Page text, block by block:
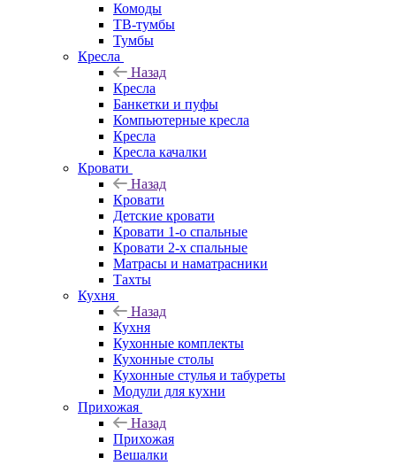
Комоды
ТВ-тумбы
Тумбы
Кресла
Назад
Кресла
Банкетки и пуфы
Компьютерные кресла
Кресла
Кресла качалки
Кровати
Назад
Кровати
Детские кровати
Кровати 1-о спальные
Кровати 2-х спальные
Матрасы и наматрасники
Тахты
Кухня
Назад
Кухня
Кухонные комплекты
Кухонные столы
Кухонные стулья и табуреты
Модули для кухни
Прихожая
Назад
Прихожая
Вешалки